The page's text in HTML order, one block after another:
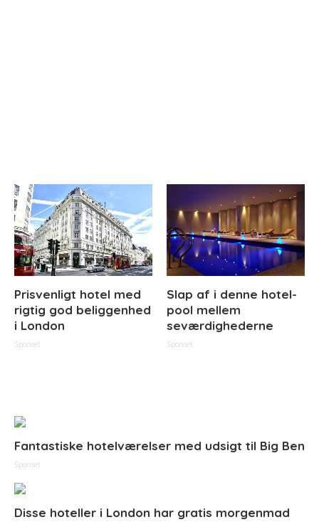
Prisvenligt hotel med
rigtig god beliggenhed
i London
Sponset
Slap af i denne hotel-
pool mellem
seværdighederne
Sponset
Fantastiske hotelværelser med udsigt til Big Ben
Sponset
Disse hoteller i London har gratis morgenmad